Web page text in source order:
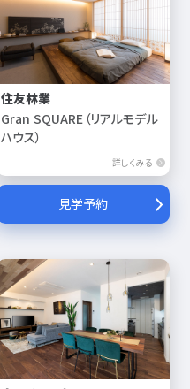
住友林業
Gran SQUARE（リアルモデル
ハウス）
詳しくみる
見学予約